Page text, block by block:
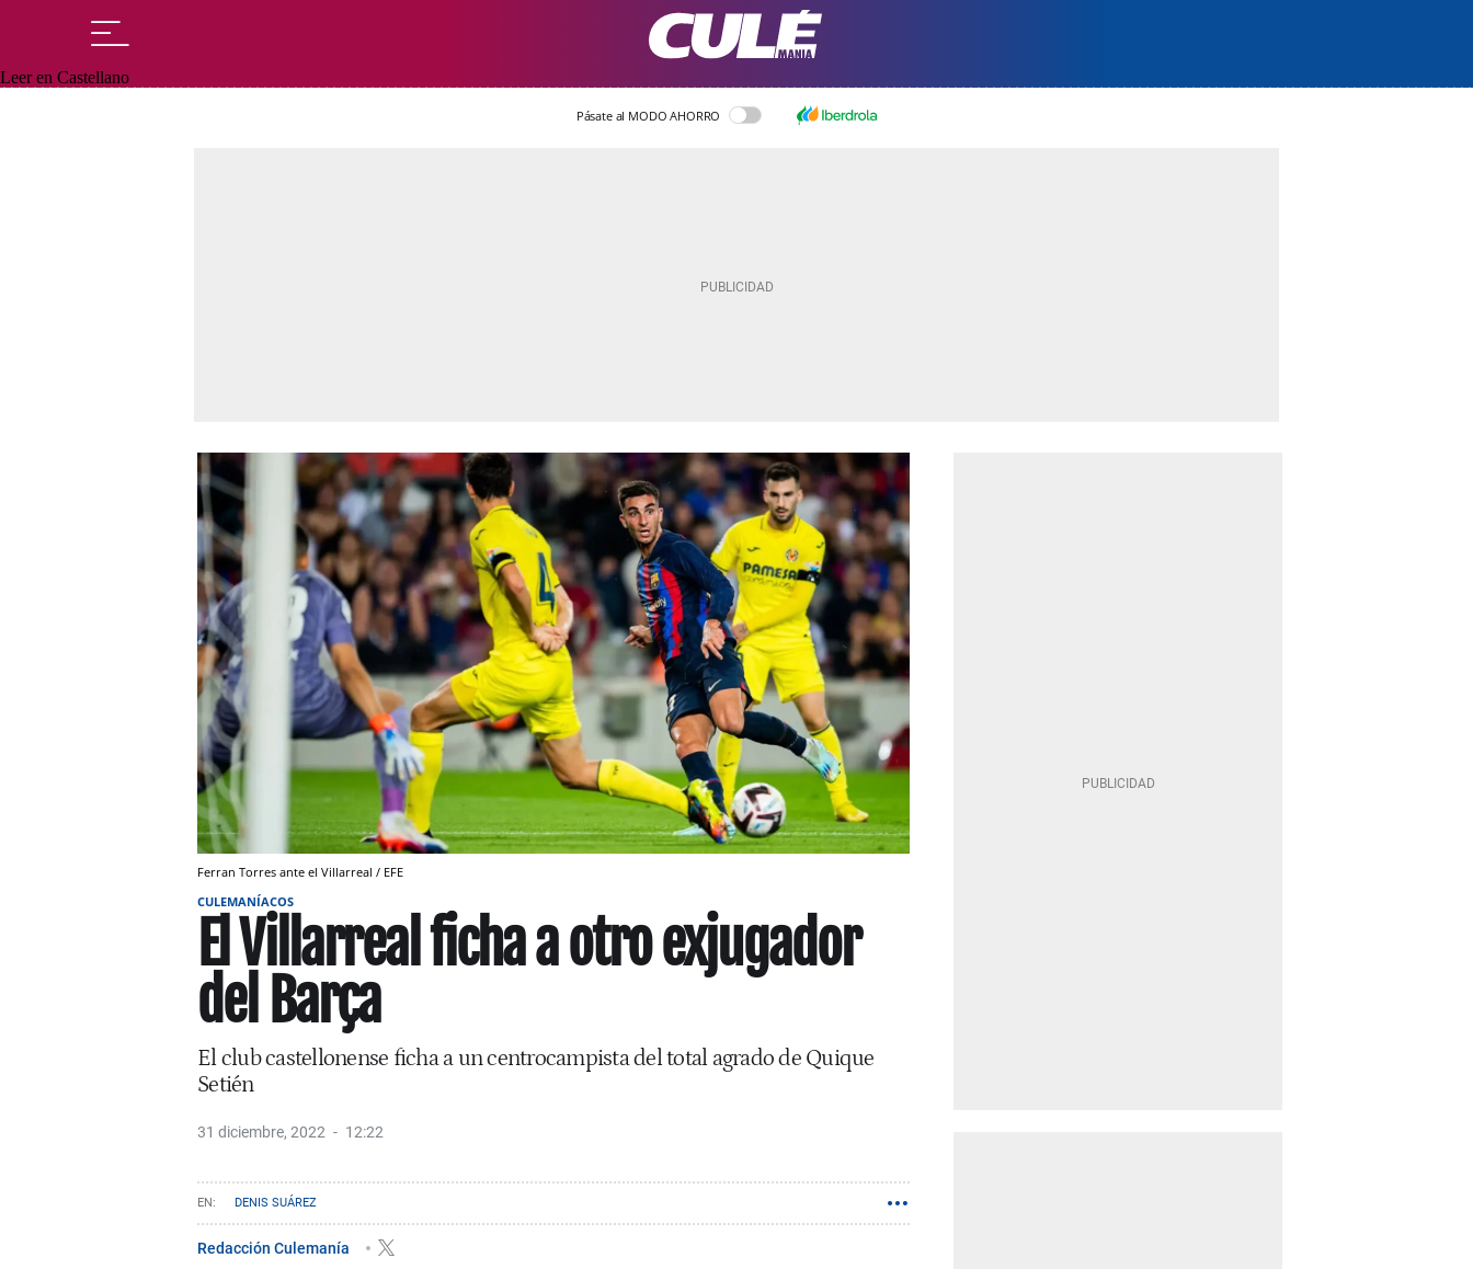
Leer en Castellano
Pásate al MODO AHORRO
Ferran Torres ante el Villarreal / EFE
CULEMANÍACOS
El Villarreal ficha a otro exjugador
del Barça
El club castellonense ficha a un centrocampista del total agrado de Quique
Setién
31 diciembre, 2022 12:22
DENIS SUÁREZ
Redacción Culemanía